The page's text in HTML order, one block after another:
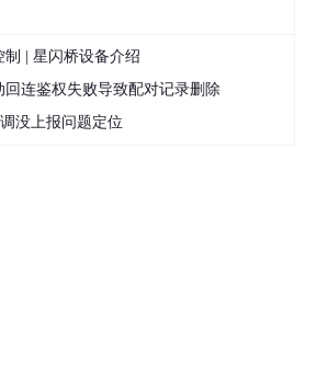
制 | 星闪桥设备介绍
连鉴权失败导致配对记录删除
没上报问题定位